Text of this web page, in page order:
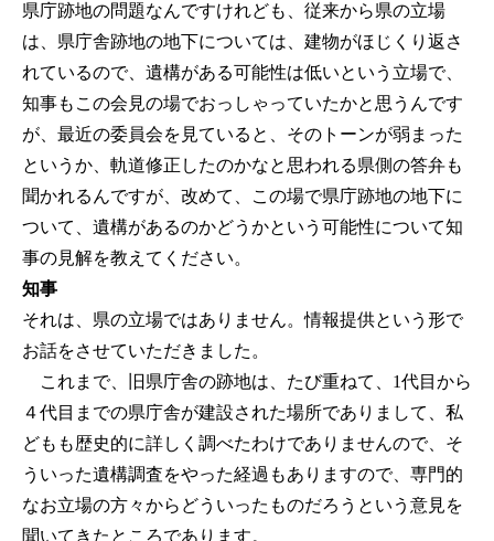
県庁跡地の問題なんですけれども、従来から県の立場
は、県庁舎跡地の地下については、建物がほじくり返さ
れているので、遺構がある可能性は低いという立場で、
知事もこの会見の場でおっしゃっていたかと思うんです
が、最近の委員会を見ていると、そのトーンが弱まった
というか、軌道修正したのかなと思われる県側の答弁も
聞かれるんですが、改めて、この場で県庁跡地の地下に
ついて、遺構があるのかどうかという可能性について知
事の見解を教えてください。
知事
それは、県の立場ではありません。情報提供という形で
お話をさせていただきました。
これまで、旧県庁舎の跡地は、たび重ねて、1代目から
４代目までの県庁舎が建設された場所でありまして、私
どもも歴史的に詳しく調べたわけでありませんので、そ
ういった遺構調査をやった経過もありますので、専門的
なお立場の方々からどういったものだろうという意見を
聞いてきたところであります。